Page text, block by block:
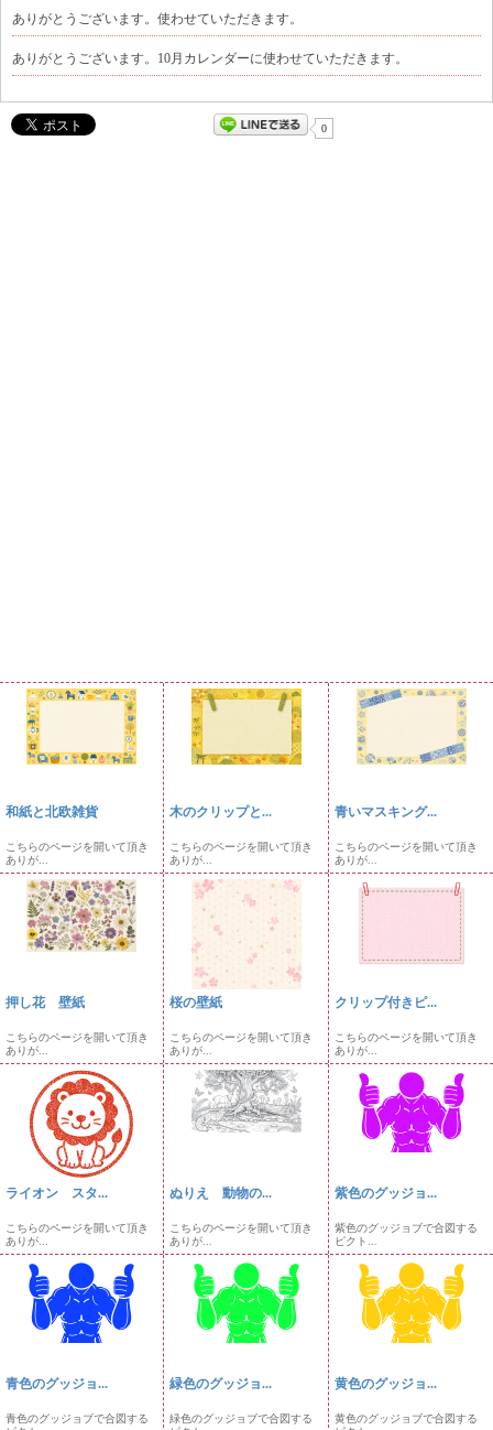
ありがとうございます。使わせていただきます。
ありがとうございます。10月カレンダーに使わせていただきます。
0
和紙と北欧雑貨
こちらのページを開いて頂き
ありが...
木のクリップと...
こちらのページを開いて頂き
ありが...
青いマスキング...
こちらのページを開いて頂き
ありが...
押し花 壁紙
こちらのページを開いて頂き
ありが...
桜の壁紙
こちらのページを開いて頂き
ありが...
クリップ付きピ...
こちらのページを開いて頂き
ありが...
ライオン スタ...
こちらのページを開いて頂き
ありが...
ぬりえ 動物の...
こちらのページを開いて頂き
ありが...
紫色のグッジョ...
紫色のグッジョブで合図する
ピクト...
青色のグッジョ...
青色のグッジョブで合図する
緑色のグッジョ...
緑色のグッジョブで合図する
黄色のグッジョ...
黄色のグッジョブで合図する